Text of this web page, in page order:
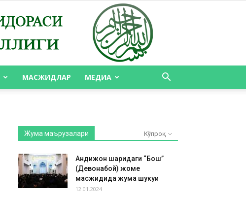
МАСЖИДЛАР МЕДИА
Жума маърузалари Кўпроқ
Андижон шаҳридаги “Бош”
(Девонабой) жоме
масжидида жума шукуҳи
12.01.2024